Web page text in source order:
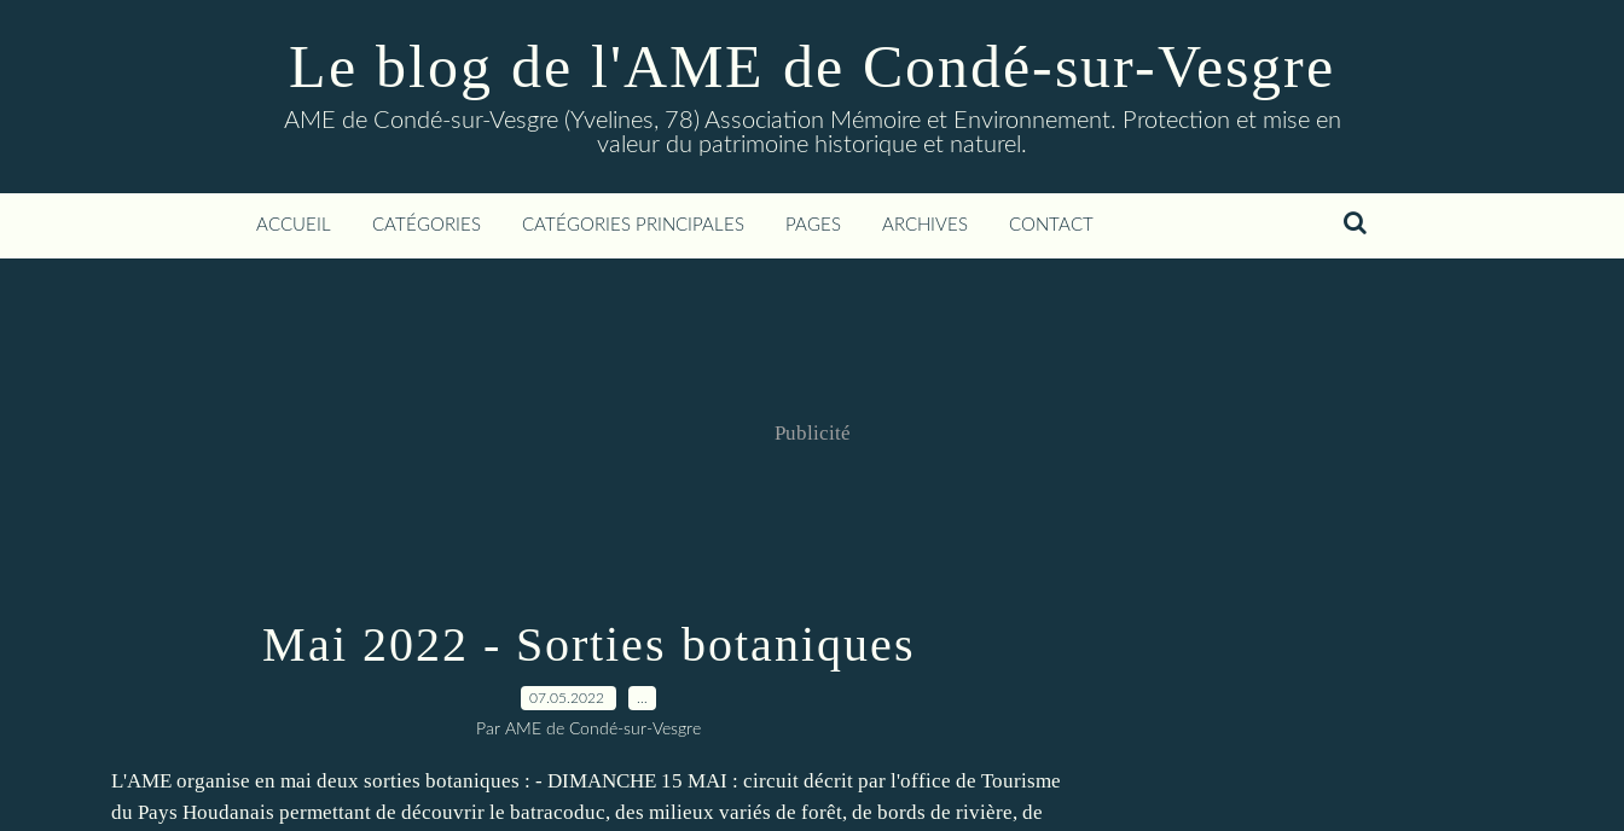
Le blog de l'AME de Condé-sur-Vesgre
AME de Condé-sur-Vesgre (Yvelines, 78) Association Mémoire et Environnement. Protection et mise en
valeur du patrimoine historique et naturel.
ACCUEIL CATÉGORIES CATÉGORIES PRINCIPALES PAGES ARCHIVES CONTACT
Publicité
Mai 2022 - Sorties botaniques
07.05.2022
Par AME de Condé-sur-Vesgre
L'AME organise en mai deux sorties botaniques : - DIMANCHE 15 MAI : circuit décrit par l'office de Tourisme
du Pays Houdanais permettant de découvrir le batracoduc, des milieux variés de forêt, de bords de rivière, de